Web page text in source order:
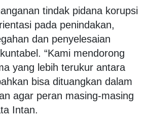
tindak pidana korupsi
pada penindakan,
dan penyelesaian
“Kami mendorong
yang lebih terukur antara
bisa dituangkan dalam
agar peran masing-masing
Intan.